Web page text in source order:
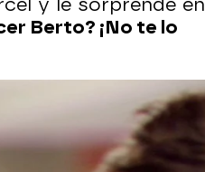
y le sorprende en
Berto? ¡No te lo